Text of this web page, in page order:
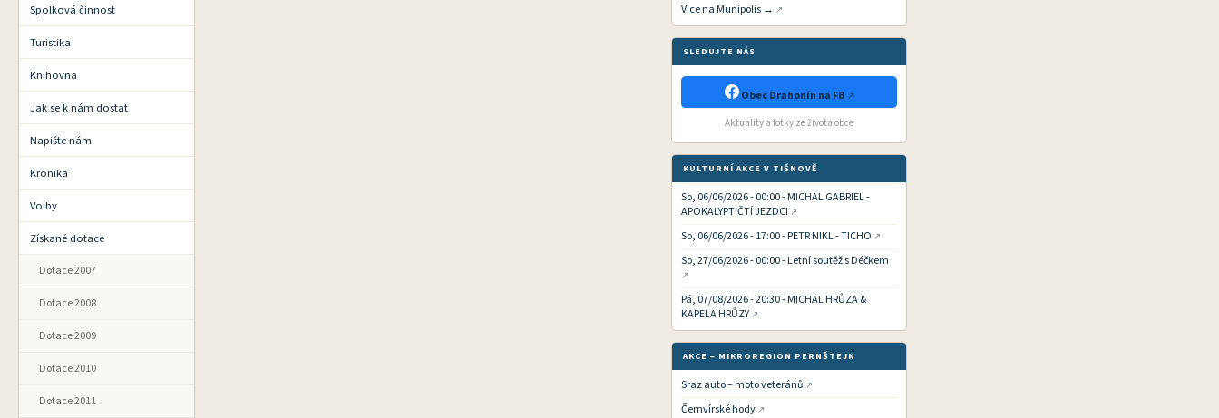
Spolková činnost
Turistika
Knihovna
Jak se k nám dostat
Napište nám
Kronika
Volby
Získané dotace
Dotace 2007
Dotace 2008
Dotace 2009
Dotace 2010
Dotace 2011
Více na Munipolis →
SLEDUJTE NÁS
Obec Drahonín na FB
Aktuality a fotky ze života obce
KULTURNÍ AKCE V TIŠNOVĚ
So, 06/06/2026 - 00:00 - MICHAL GABRIEL -
APOKALYPTIČTÍ JEZDCI
So, 06/06/2026 - 17:00 - PETR NIKL - TICHO
So, 27/06/2026 - 00:00 - Letní soutěž s Déčkem
Pá, 07/08/2026 - 20:30 - MICHAL HRŮZA &
KAPELA HRŮZY
AKCE – MIKROREGION PERNŠTEJN
Sraz auto – moto veteránů
Černvírské hody